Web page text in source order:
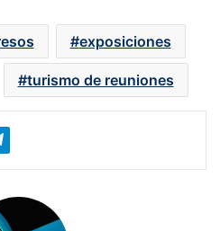
exposiciones
turismo de reuniones